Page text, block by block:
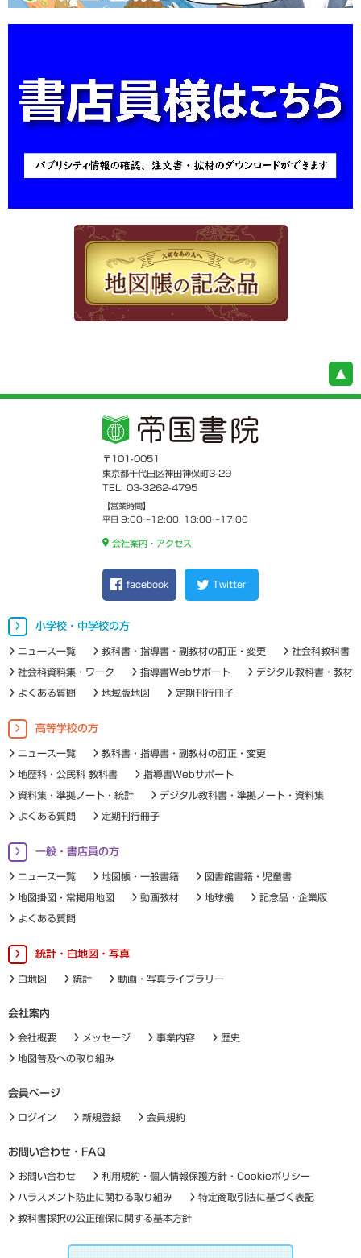
〒101-0051
東京都千代田区神田神保町3-29
TEL: 03-3262-4795
【営業時間】
平日 9:00～12:00, 13:00～17:00
会社案内・アクセス
facebook Twitter
小学校・中学校の方
ニュース一覧 教科書・指導書・副教材の訂正・変更 社会科教科書
社会科資料集・ワーク 指導書Webサポート デジタル教科書・教材
よくある質問 地域版地図 定期刊行冊子
高等学校の方
ニュース一覧 教科書・指導書・副教材の訂正・変更
地歴科・公民科 教科書 指導書Webサポート
資料集・準拠ノート・統計 デジタル教科書・準拠ノート・資料集
よくある質問 定期刊行冊子
一般・書店員の方
ニュース一覧 地図帳・一般書籍 図書館書籍・児童書
地図掛図・常掲用地図 動画教材 地球儀 記念品・企業版
よくある質問
統計・白地図・写真
白地図 統計 動画・写真ライブラリー
会社案内
会社概要 メッセージ 事業内容 歴史
地図普及への取り組み
会員ページ
ログイン 新規登録 会員規約
お問い合わせ・FAQ
お問い合わせ 利用規約・個人情報保護方針・Cookieポリシー
ハラスメント防止に関わる取り組み 特定商取引法に基づく表記
教科書採択の公正確保に関する基本方針